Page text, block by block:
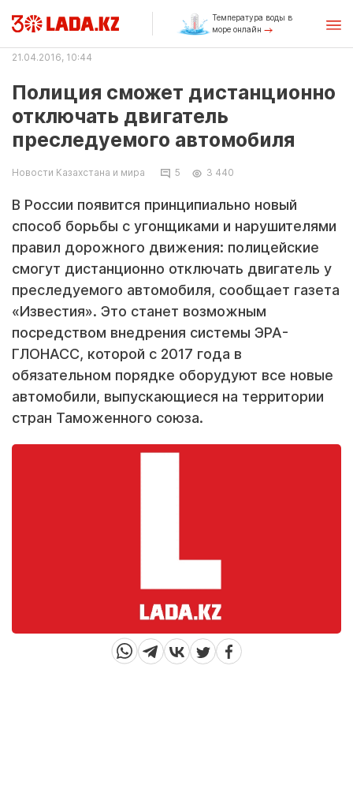
Температура воды в
море онлайн
21.04.2016, 10:44
Полиция сможет дистанционно
отключать двигатель
преследуемого автомобиля
Новости Казахстана и мира 5 3 440
В России появится принципиально новый
способ борьбы с угонщиками и нарушителями
правил дорожного движения: полицейские
смогут дистанционно отключать двигатель у
преследуемого автомобиля, сообщает газета
«Известия». Это станет возможным
посредством внедрения системы ЭРА-
ГЛОНАСС, которой с 2017 года в
обязательном порядке оборудуют все новые
автомобили, выпускающиеся на территории
стран Таможенного союза.